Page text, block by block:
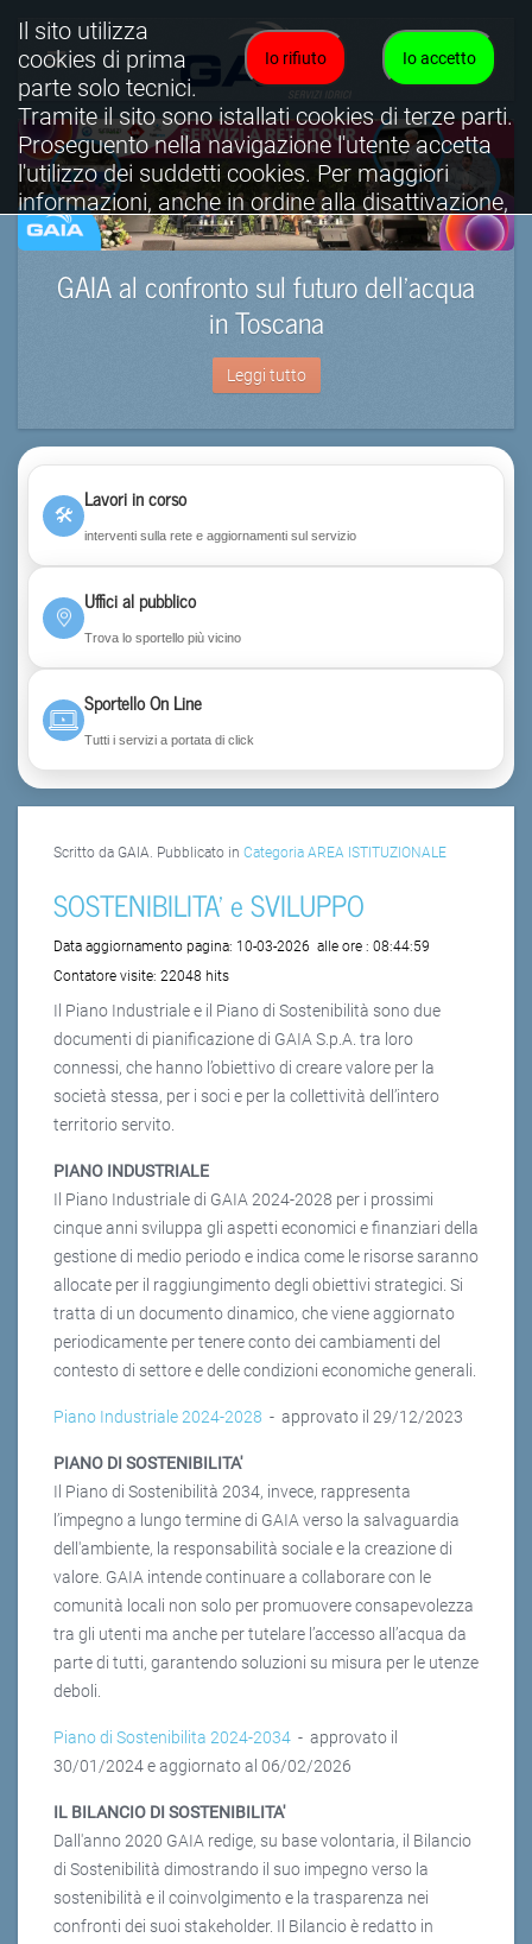
GAIA al confronto sul futuro dell’acqua
in Toscana
Leggi tutto
🛠
Lavori in corso
interventi sulla rete e aggiornamenti sul servizio
Uffici al pubblico
Trova lo sportello più vicino
Sportello On Line
Tutti i servizi a portata di click
Scritto da GAIA. Pubblicato in Categoria AREA ISTITUZIONALE
SOSTENIBILITA' e SVILUPPO
Data aggiornamento pagina: 10-03-2026 alle ore : 08:44:59
Contatore visite: 22048 hits
Il Piano Industriale e il Piano di Sostenibilità sono due
documenti di pianificazione di GAIA S.p.A. tra loro
connessi, che hanno l’obiettivo di creare valore per la
società stessa, per i soci e per la collettività dell’intero
territorio servito.
PIANO INDUSTRIALE
Il Piano Industriale di GAIA 2024-2028 per i prossimi
cinque anni sviluppa gli aspetti economici e finanziari della
gestione di medio periodo e indica come le risorse saranno
allocate per il raggiungimento degli obiettivi strategici. Si
tratta di un documento dinamico, che viene aggiornato
periodicamente per tenere conto dei cambiamenti del
contesto di settore e delle condizioni economiche generali.
Piano Industriale 2024-2028 - approvato il 29/12/2023
PIANO DI SOSTENIBILITA'
Il Piano di Sostenibilità 2034, invece, rappresenta
l’impegno a lungo termine di GAIA verso la salvaguardia
dell'ambiente, la responsabilità sociale e la creazione di
valore. GAIA intende continuare a collaborare con le
comunità locali non solo per promuovere consapevolezza
tra gli utenti ma anche per tutelare l’accesso all’acqua da
parte di tutti, garantendo soluzioni su misura per le utenze
deboli.
Piano di Sostenibilita 2024-2034 - approvato il
30/01/2024 e aggiornato al 06/02/2026
IL BILANCIO DI SOSTENIBILITA'
Dall'anno 2020 GAIA redige, su base volontaria, il Bilancio
di Sostenibilità dimostrando il suo impegno verso la
sostenibilità e il coinvolgimento e la trasparenza nei
confronti dei suoi stakeholder. Il Bilancio è redatto in
Io accetto
Io rifiuto
Il sito utilizza
cookies di prima
parte solo tecnici.
Tramite il sito sono istallati cookies di terze parti.
Proseguento nella navigazione l'utente accetta
l'utilizzo dei suddetti cookies. Per maggiori
informazioni, anche in ordine alla disattivazione,
è possibile consultare l'informativa cookies
completa.
Visualizza informativa completa.